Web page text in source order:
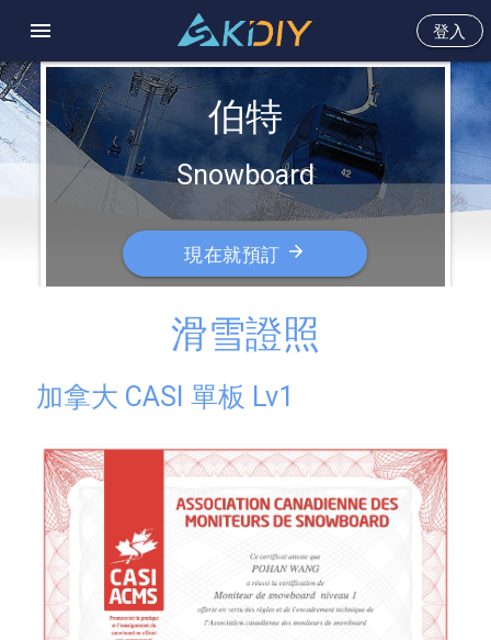
menu 登入
伯特
Snowboard
現在就預訂 arrow_forward
滑雪證照
加拿大 CASI 單板 Lv1